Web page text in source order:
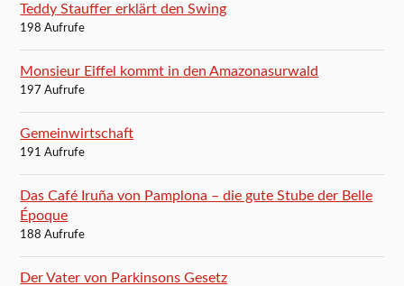
Teddy Stauffer erklärt den Swing
198 Aufrufe
Monsieur Eiffel kommt in den Amazonasurwald
197 Aufrufe
Gemeinwirtschaft
191 Aufrufe
Das Café Iruña von Pamplona – die gute Stube der Belle
Époque
188 Aufrufe
Der Vater von Parkinsons Gesetz